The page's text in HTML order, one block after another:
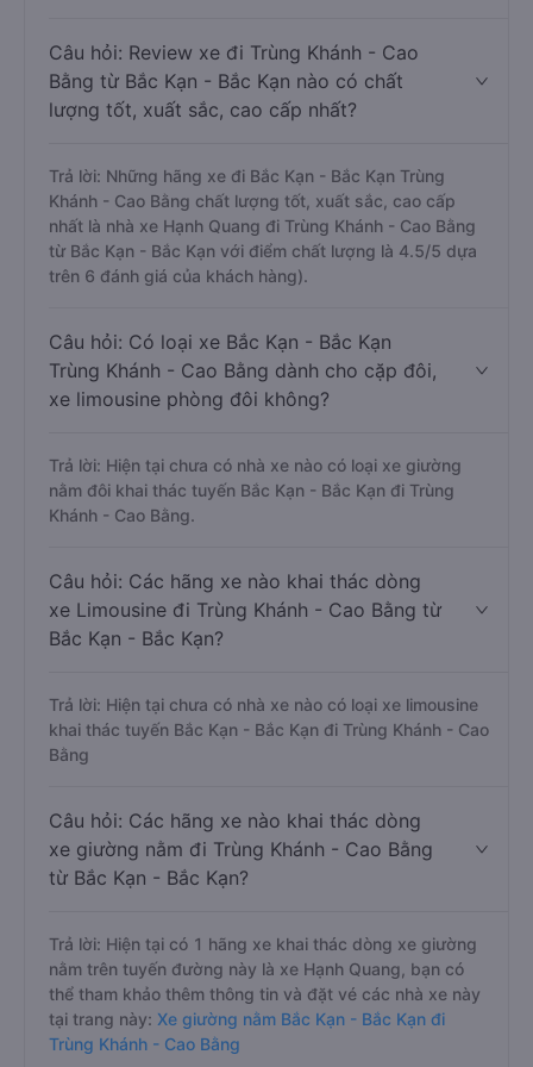
Câu hỏi: Review xe đi Trùng Khánh - Cao
Bằng từ Bắc Kạn - Bắc Kạn nào có chất
lượng tốt, xuất sắc, cao cấp nhất?
Trả lời: Những hãng xe đi Bắc Kạn - Bắc Kạn Trùng
Khánh - Cao Bằng chất lượng tốt, xuất sắc, cao cấp
nhất là nhà xe Hạnh Quang đi Trùng Khánh - Cao Bằng
từ Bắc Kạn - Bắc Kạn với điểm chất lượng là 4.5/5 dựa
trên 6 đánh giá của khách hàng).
Câu hỏi: Có loại xe Bắc Kạn - Bắc Kạn
Trùng Khánh - Cao Bằng dành cho cặp đôi,
xe limousine phòng đôi không?
Trả lời: Hiện tại chưa có nhà xe nào có loại xe giường
nằm đôi khai thác tuyến Bắc Kạn - Bắc Kạn đi Trùng
Khánh - Cao Bằng.
Câu hỏi: Các hãng xe nào khai thác dòng
xe Limousine đi Trùng Khánh - Cao Bằng từ
Bắc Kạn - Bắc Kạn?
Trả lời: Hiện tại chưa có nhà xe nào có loại xe limousine
khai thác tuyến Bắc Kạn - Bắc Kạn đi Trùng Khánh - Cao
Bằng
Câu hỏi: Các hãng xe nào khai thác dòng
xe giường nằm đi Trùng Khánh - Cao Bằng
từ Bắc Kạn - Bắc Kạn?
Trả lời: Hiện tại có 1 hãng xe khai thác dòng xe giường
nằm trên tuyến đường này là xe Hạnh Quang, bạn có
thể tham khảo thêm thông tin và đặt vé các nhà xe này
tại trang này: Xe giường nằm Bắc Kạn - Bắc Kạn đi
Trùng Khánh - Cao Bằng